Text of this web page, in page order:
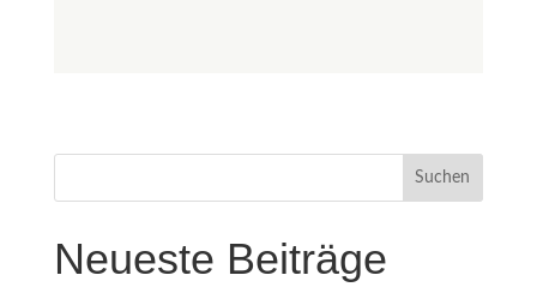
Neueste Beiträge